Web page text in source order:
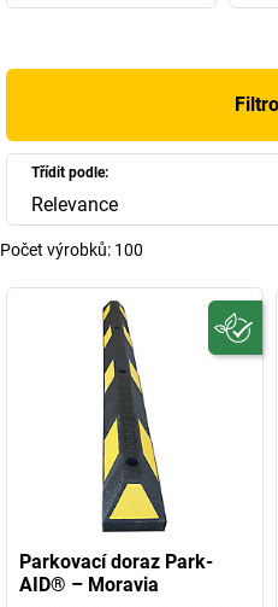
Třídit podle:
Relevance
Počet výrobků: 100
Parkovací doraz Park-
AID® – Moravia